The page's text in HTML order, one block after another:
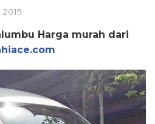
Harga murah dari